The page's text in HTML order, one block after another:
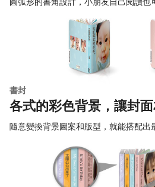
書封
各式的彩色背景，讓封
隨意變換背景圖案和版型，就能搭配出